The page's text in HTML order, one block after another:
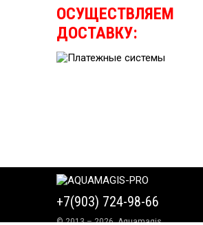
ОСУЩЕСТВЛЯЕМ
ДОСТАВКУ:
+7(903) 724-98-66
© 2013 – 2026, Aquamagis